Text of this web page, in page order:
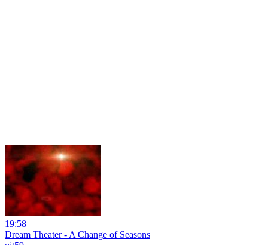
19:58
Dream Theater - A Change of Seasons